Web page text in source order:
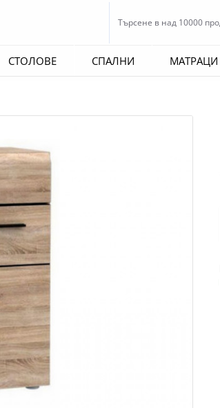
СТОЛОВЕ СПАЛНИ МАТРАЦИ